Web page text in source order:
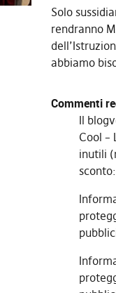
Solo
rendranno
abbiamo
Commenti
Il
Cool –
inutili
sconto: